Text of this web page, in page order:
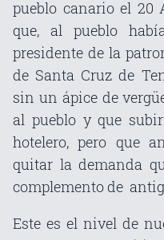
pueblo canario el 20
que, al pueblo
presidente de la
de Santa Cruz de
sin un ápice de
al pueblo y que
hotelero, pero que
quitar la demanda
complemento de
Este es el nivel de